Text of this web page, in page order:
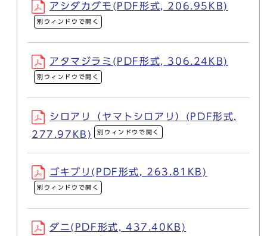
アシダカグモ(PDF形式, 206.95KB)
別ウィンドウで開く
アタマジラミ(PDF形式, 306.24KB)
別ウィンドウで開く
シロアリ（ヤマトシロアリ）(PDF形式,
277.97KB)
別ウィンドウで開く
ゴキブリ(PDF形式, 263.81KB)
別ウィンドウで開く
ダニ(PDF形式, 437.40KB)